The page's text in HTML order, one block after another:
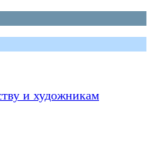
и художникам